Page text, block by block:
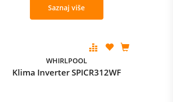
Saznaj više
WHIRLPOOL
Klima Inverter SPICR312WF